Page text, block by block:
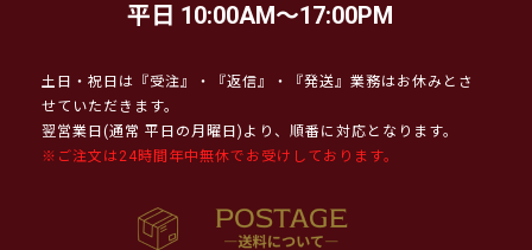
平日 10:00AM～17:00PM
土日・祝日は『受注』・『返信』・『発送』業務はお休みとさ
せていただきます。
翌営業日(通常 平日の月曜日)より、順番に対応となります。
※ご注文は24時間年中無休でお受けしております。